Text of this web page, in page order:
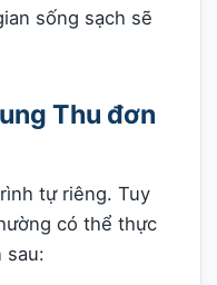
sống sạch sẽ
Thu đơn
tự riêng. Tuy
có thể thực
sau: